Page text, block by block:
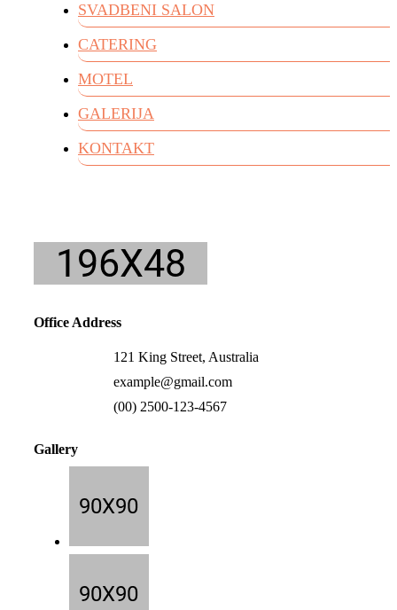
SVADBENI SALON
CATERING
MOTEL
GALERIJA
KONTAKT
Office Address
121 King Street, Australia
example@gmail.com
(00) 2500-123-4567
Gallery